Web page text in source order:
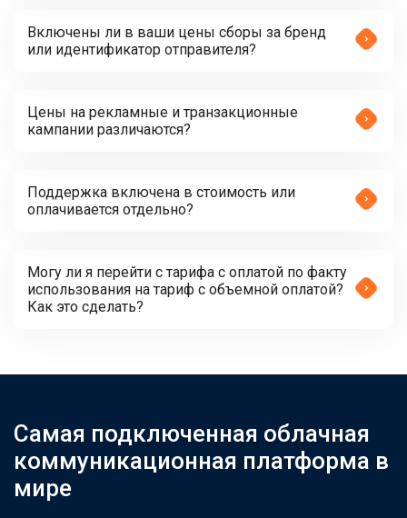
Включены ли в ваши цены сборы за бренд
или идентификатор отправителя?
Цены на рекламные и транзакционные
кампании различаются?
Поддержка включена в стоимость или
оплачивается отдельно?
Могу ли я перейти с тарифа с оплатой по факту
использования на тариф с объемной оплатой?
Как это сделать?
Самая подключенная облачная
коммуникационная платформа в
мире